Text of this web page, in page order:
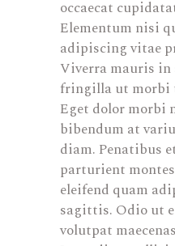
occaecat
Elementum nisi
adipiscing vitae
Viverra mauris in
fringilla ut morbi
Eget dolor morbi
bibendum at
diam. Penatibus
parturient
eleifend quam
sagittis. Odio ut
volutpat